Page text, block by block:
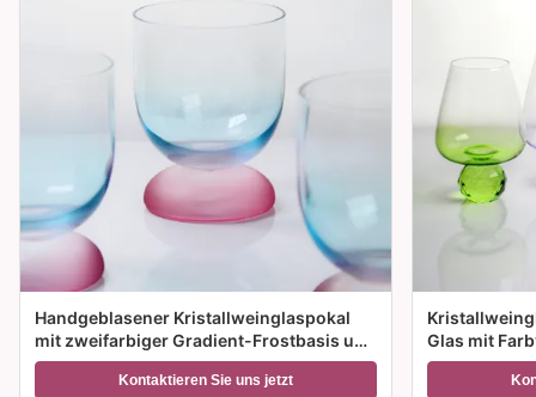
Handgeblasener Kristallweinglaspokal
mit zweifarbiger Gradient-Frostbasis und
300 ml Kapazität für Weincocktails und
WohnkulturKontaktieren Sie uns jetzt
Glas mit
Geschenke